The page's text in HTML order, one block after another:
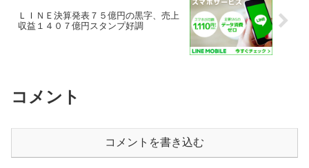
ＬＩＮＥ決算発表７５億円の黒字、売上
収益１４０７億円スタンプ好調
コメント
コメントを書き込む